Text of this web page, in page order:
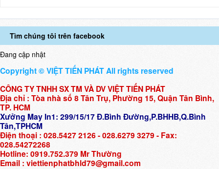
Tìm chúng tôi trên facebook
Đang cập nhật
Copyright © VIỆT TIẾN PHÁT All rights reserved
CÔNG TY TNHH SX TM VÀ DV VIỆT TIẾN PHÁT
Địa chỉ : Tòa nhà số 8 Tân Trụ, Phường 15, Quận Tân Bình,
TP. HCM
Xưởng May In1: 299/15/17 Đ.Bình Đường,P.BHHB,Q.Bình
Tân,TPHCM
Điện thoại : 028.5427 2126 - 028.6279 3279 - Fax:
028.54272268
Hotline: 0919.752.379 Mr Thường
Email : viettienphatbhld79@gmail.com